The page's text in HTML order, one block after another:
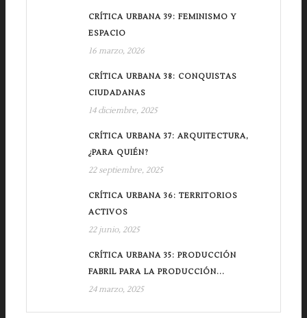
CRÍTICA URBANA 39: FEMINISMO Y
ESPACIO
16 marzo, 2026
CRÍTICA URBANA 38: CONQUISTAS
CIUDADANAS
14 diciembre, 2025
CRÍTICA URBANA 37: ARQUITECTURA,
¿PARA QUIÉN?
22 septiembre, 2025
CRÍTICA URBANA 36: TERRITORIOS
ACTIVOS
22 junio, 2025
CRÍTICA URBANA 35: PRODUCCIÓN
FABRIL PARA LA PRODUCCIÓN...
24 marzo, 2025